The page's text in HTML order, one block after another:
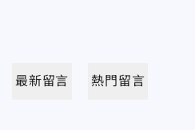
最新留言 熱門留言